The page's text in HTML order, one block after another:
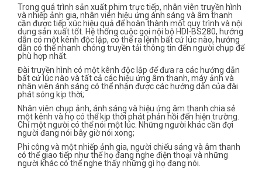
Trong quá trình sản xuất phim trực tiếp, nhân viên truyền hình
và nhiếp ảnh gia, nhân viên hiệu ứng ánh sáng và âm thanh
cần được tiếp xúc hiệu quả để hoàn thành một quy trình và nội
dung sản xuất tốt. Hệ thống cuộc gọi nội bộ HDI-BS280, hướng
dẫn có một kênh độc lập, có thể ra lệnh bất cứ lúc nào, hướng
dẫn có thể nhanh chóng truyền tải thông tin đến người chụp để
phù hợp nhất.
Đài truyền hình có một kênh độc lập để đưa ra các hướng dẫn
bất cứ lúc nào và tất cả các hiệu ứng âm thanh, máy ảnh và
nhân viên ánh sáng có thể nhận được các hướng dẫn của đài
phát sóng kịp thời;
Nhân viên chụp ảnh, ánh sáng và hiệu ứng âm thanh chia sẻ
một kênh và họ có thể kịp thời phát phản hồi đến hiện trường.
Chỉ một người có thể nói một lúc. Những người khác cần đợi
người đang nói bây giờ nói xong;
Phi công và một nhiếp ảnh gia, người chiếu sáng và âm thanh
có thể giao tiếp như thể họ đang nghe điện thoại và những
người khác có thể nghe thấy những gì họ đang nói.